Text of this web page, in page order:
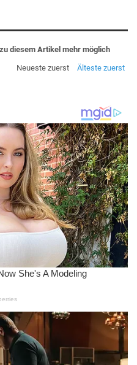
diesem Artikel mehr möglich
Neueste zuerst
Älteste zuerst